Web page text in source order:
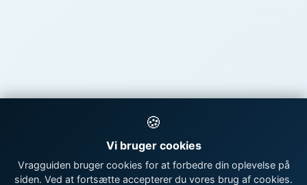
🍪
Vi bruger cookies
Vragguiden bruger cookies for at forbedre din oplevelse på
siden. Ved at fortsætte accepterer du vores brug af cookies.